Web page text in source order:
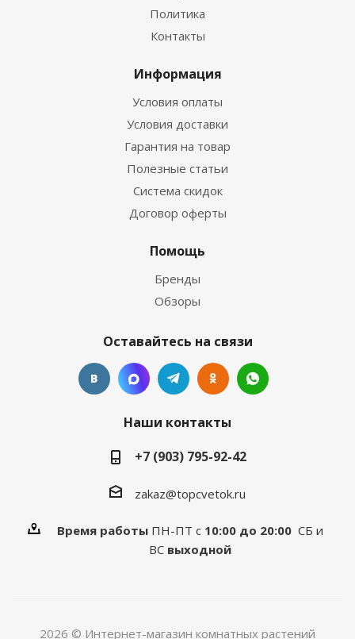
Политика
Контакты
Информация
Условия оплаты
Условия доставки
Гарантия на товар
Полезные статьи
Система скидок
Договор оферты
Помощь
Бренды
Обзоры
Оставайтесь на связи
Наши контакты
+7 (903) 795-92-42
zakaz@topcvetok.ru
Время работы ПН-ПТ с 10:00 до 20:00 СБ и
ВС выходной
2026 © Интернет-магазин комнатных растений